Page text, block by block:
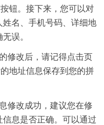
钮。接下来，您可以对
名、手机号码、详细地
误。
修改后，请记得点击页
地址信息保存到您的拼
修改成功，建议您在修
息是否正确。可以通过